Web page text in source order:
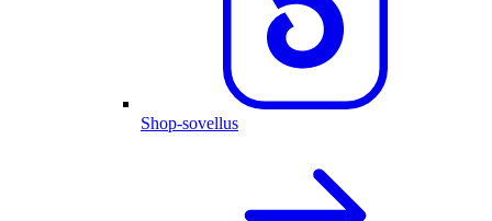
Shop-sovellus